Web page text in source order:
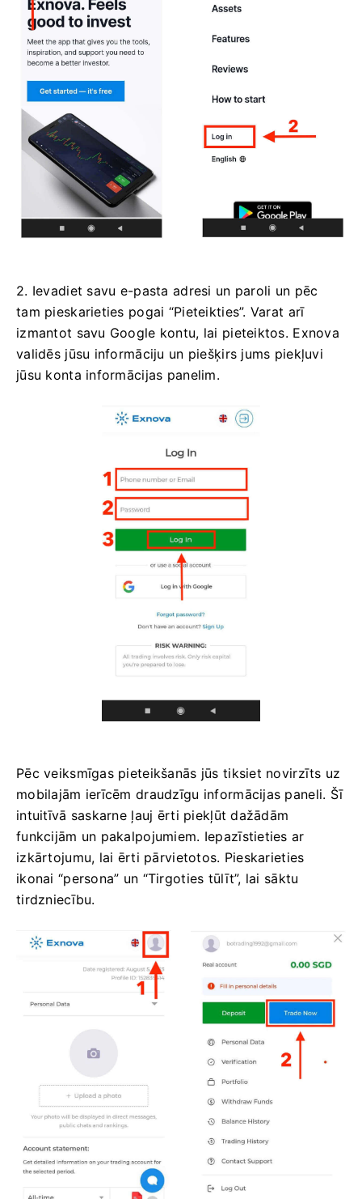
2. Ievadiet savu e-pasta adresi un paroli un pēc
tam pieskarieties pogai “Pieteikties”. Varat arī
izmantot savu Google kontu, lai pieteiktos. Exnova
validēs jūsu informāciju un piešķirs jums piekļuvi
jūsu konta informācijas panelim.
Pēc veiksmīgas pieteikšanās jūs tiksiet novirzīts uz
mobilajām ierīcēm draudzīgu informācijas paneli. Šī
intuitīvā saskarne ļauj ērti piekļūt dažādām
funkcijām un pakalpojumiem. Iepazīstieties ar
izkārtojumu, lai ērti pārvietotos. Pieskarieties
ikonai “persona” un “Tirgoties tūlīt”, lai sāktu
tirdzniecību.